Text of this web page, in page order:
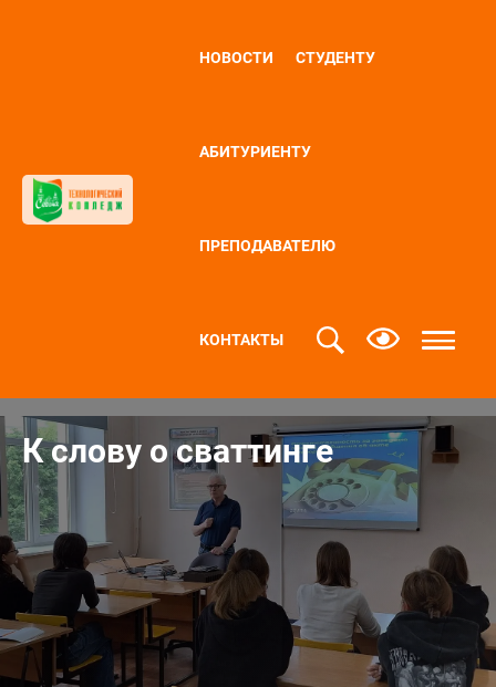
НОВОСТИ СТУДЕНТУ
АБИТУРИЕНТУ
ПРЕПОДАВАТЕЛЮ
КОНТАКТЫ
К слову о сваттинге